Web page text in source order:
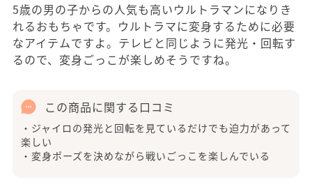
5歳の男の子からの人気も高いウルトラマンになりき
れるおもちゃです。ウルトラマに変身するために必要
なアイテムですよ。テレビと同じように発光・回転す
るので、変身ごっこが楽しめそうですね。
この商品に関する口コミ
・ジャイロの発光と回転を見ているだけでも迫力があって
楽しい
・変身ポーズを決めながら戦いごっこを楽しんでいる